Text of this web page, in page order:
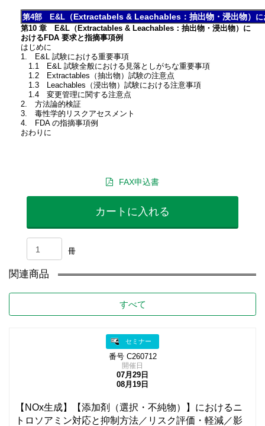
第4部 E&L（Extractabels & Leachables：抽出物・浸出物）
第10 章 E&L（Extractables & Leachables：抽出物・浸出物）に
おけるFDA 要求と指摘事項例
はじめに
1. E&L 試験における重要事項
1.1 E&L 試験全般における見落としがちな重要事項
1.2 Extractables（抽出物）試験の注意点
1.3 Leachables（浸出物）試験における注意事項
1.4 変更管理に関する注意点
2. 方法論的検証
3. 毒性学的リスクアセスメント
4. FDA の指摘事項例
おわりに
FAX申込書
カートに入れる
冊
関連商品
すべて
セミナー
番号 C260712
開催日
07月29日
08月19日
【NOx生成】【添加剤（選択・不純物）】におけるニ
トロソアミン対応と抑制方法／リスク評価・軽減／影